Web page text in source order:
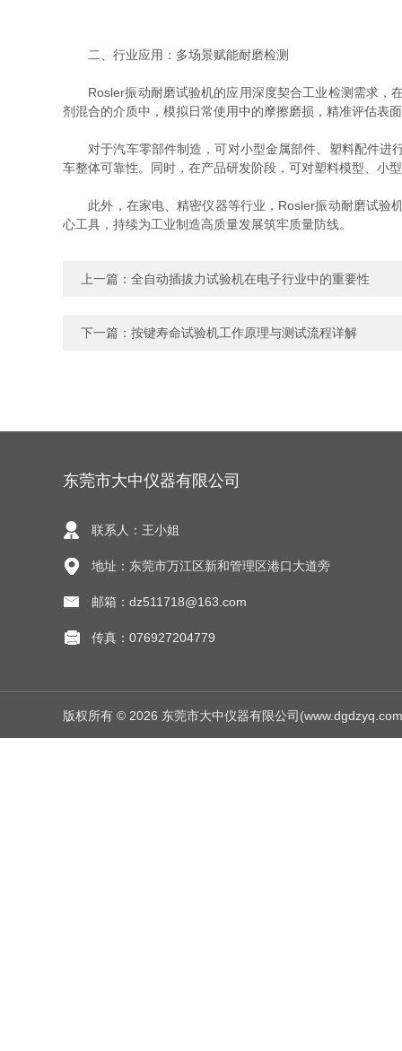
二、行业应用：多场景赋能耐磨检测
Rosler振动耐磨试验机的应用深度契合工业检测需求，在
剂混合的介质中，模拟日常使用中的摩擦磨损，精准评估表
对于汽车零部件制造，可对小型金属部件、塑料配件进
车整体可靠性。同时，在产品研发阶段，可对塑料模型、小
此外，在家电、精密仪器等行业，Rosler振动耐磨试验机
心工具，持续为工业制造高质量发展筑牢质量防线。
上一篇： 全自动插拔力试验机在电子行业中的重要性
下一篇： 按键寿命试验机工作原理与测试流程详解
东莞市大中仪器有限公司
联系人：王小姐
地址：东莞市万江区新和管理区港口大道旁
邮箱：dz511718@163.com
传真：076927204779
版权所有 © 2026 东莞市大中仪器有限公司